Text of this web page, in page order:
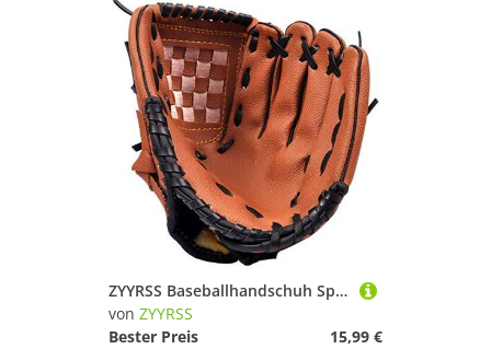
ZYYRSS Baseballhandschuh Sportschlaghandschuhe mit weichen, soliden PU-Lederverdickungskrügen Softballhandschuhe für Jugendliche Erwachsene, linker Handschuh für Rechtshänder (Braun, 11,5 Zoll)
von ZYYRSS
Bester Preis
15,99 €